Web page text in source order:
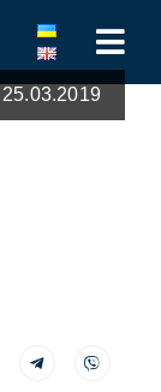
25.03.2019